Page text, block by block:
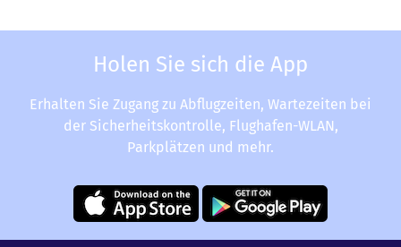
Holen Sie sich die App
Erhalten Sie Zugang zu Abflugzeiten, Wartezeiten bei
der Sicherheitskontrolle, Flughafen-WLAN,
Parkplätzen und mehr.